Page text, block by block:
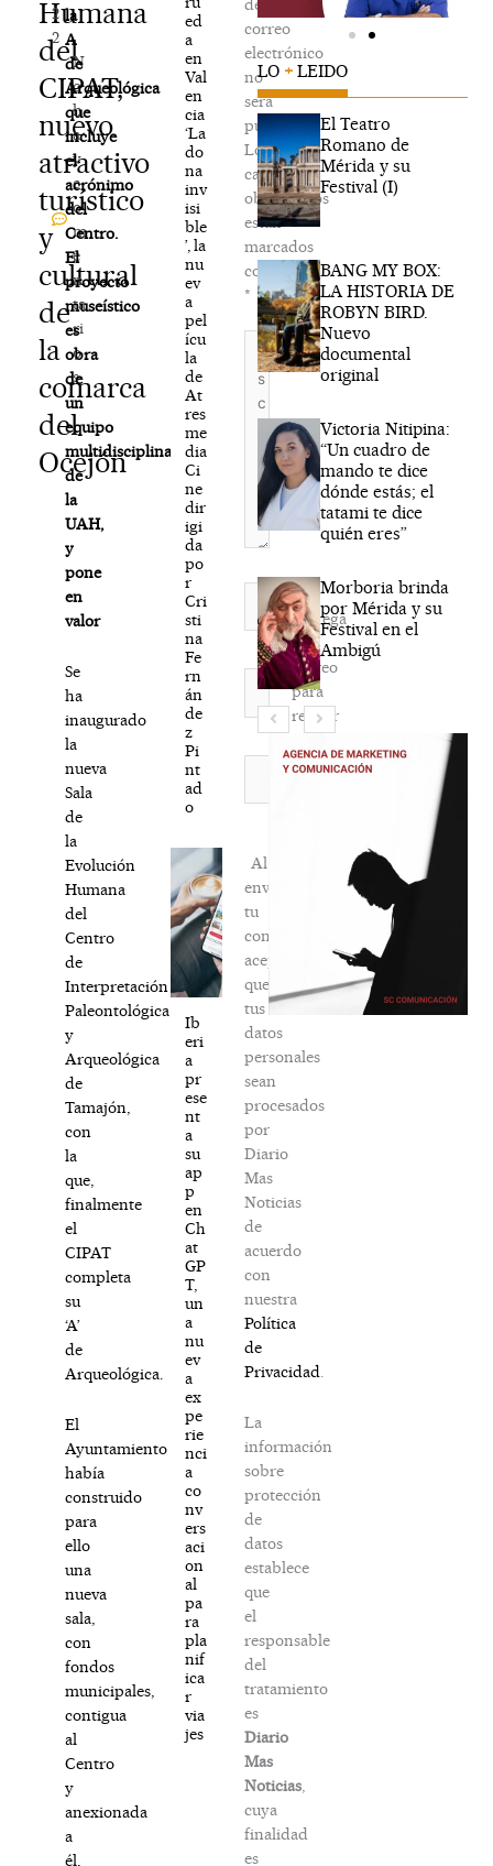
Humana
del
CIPAT,
nuevo
atractivo
turístico
y
cultural
de
la
comarca
del
Ocejón
2
2
N
o
h
a
y
c
o
m
e
n
ta
ri
o
s
la
A
de
Arqueológica
que
incluye
el
acrónimo
del
Centro.
El
proyecto
museístico
es
obra
de
un
equipo
multidisciplinar
de
la
UAH,
y
pone
en
valor
Se
ha
inaugurado
la
nueva
Sala
de
la
Evolución
Humana
del
Centro
de
Interpretación
Paleontológica
y
Arqueológica
de
Tamajón,
con
la
que,
finalmente
el
CIPAT
completa
su
‘A’
de
Arqueológica.
El
Ayuntamiento
había
construido
para
ello
una
nueva
sala,
con
fondos
municipales,
contigua
al
Centro
y
anexionada
a
él,
ed
a
en
Val
en
cia
‘La
do
na
inv
isi
ble
’, la
nu
ev
a
pel
ícu
la
de
At
res
me
dia
Ci
ne
dir
igi
da
po
r
Cri
sti
na
Fe
rn
án
de
z
Pi
nt
ad
o
Ib
eri
a
pr
ese
nt
a
su
ap
p
en
Ch
at
GP
T,
un
a
nu
ev
a
ex
pe
rie
nci
a
co
nv
ers
aci
on
al
pa
ra
pla
nif
ica
r
via
jes
de
correo
electrónico
no
será
publicada.
Los
campos
obligatorios
están
marcados
con
*
Escribe
aquí...
Nombre*
Correo
electrónico*
Agréga
mi
correo
para
recibir
newsletter
Al
enviar
tu
comentario,
aceptas
que
tus
datos
personales
sean
procesados
por
Diario
Mas
Noticias
de
acuerdo
con
nuestra
Política
de
Privacidad
La
información
sobre
protección
de
datos
establece
que
el
responsable
del
tratamiento
es
Diario
Mas
Noticias
cuya
finalidad
es
LO + LEIDO
El Teatro
Romano de
Mérida y su
Festival (I)
BANG MY BOX:
LA HISTORIA DE
ROBYN BIRD.
Nuevo
documental
original
Victoria Nitipina:
“Un cuadro de
mando te dice
dónde estás; el
tatami te dice
quién eres”
Morboria brinda
por Mérida y su
Festival en el
Ambigú